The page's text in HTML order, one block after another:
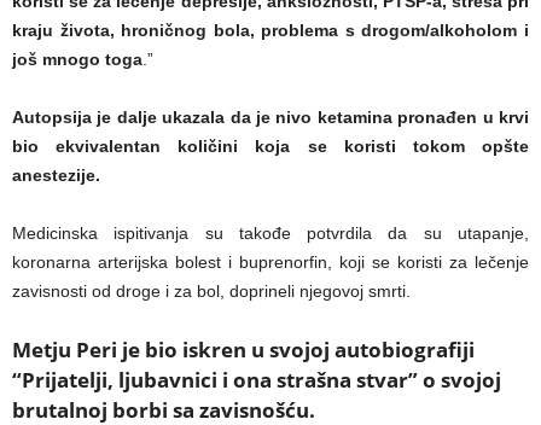
kraju života, hroničnog bola, problema s drogom/alkoholom i
još mnogo toga .”
Autopsija je dalje ukazala da je nivo ketamina pronađen u krvi
bio ekvivalentan količini koja se koristi tokom opšte
anestezije.
Medicinska ispitivanja su takođe potvrdila da su utapanje,
koronarna arterijska bolest i buprenorfin, koji se koristi za lečenje
zavisnosti od droge i za bol, doprineli njegovoj smrti.
Metju Peri je bio iskren u svojoj autobiografiji
“Prijatelji, ljubavnici i ona strašna stvar” o svojoj
brutalnoj borbi sa zavisnošću.